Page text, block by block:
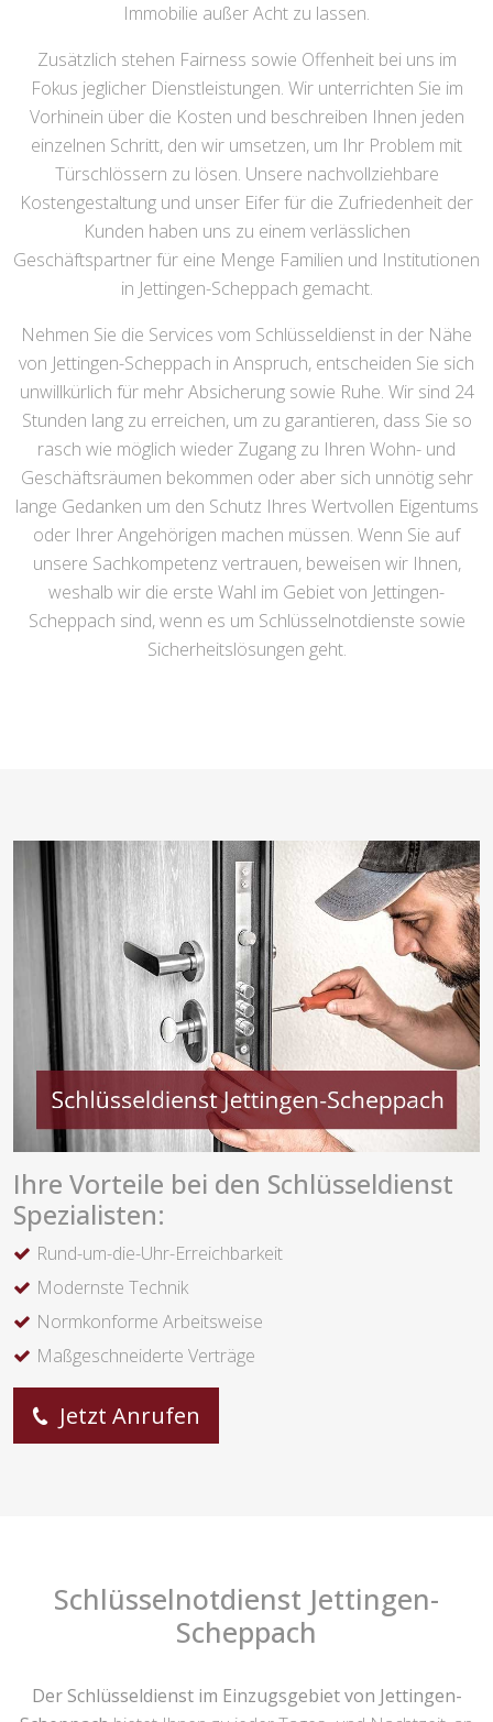
Immobilie außer Acht zu lassen.
Zusätzlich stehen Fairness sowie Offenheit bei uns im
Fokus jeglicher Dienstleistungen. Wir unterrichten Sie im
Vorhinein über die Kosten und beschreiben Ihnen jeden
einzelnen Schritt, den wir umsetzen, um Ihr Problem mit
Türschlössern zu lösen. Unsere nachvollziehbare
Kostengestaltung und unser Eifer für die Zufriedenheit der
Kunden haben uns zu einem verlässlichen
Geschäftspartner für eine Menge Familien und Institutionen
in Jettingen-Scheppach gemacht.
Nehmen Sie die Services vom Schlüsseldienst in der Nähe
von Jettingen-Scheppach in Anspruch, entscheiden Sie sich
unwillkürlich für mehr Absicherung sowie Ruhe. Wir sind 24
Stunden lang zu erreichen, um zu garantieren, dass Sie so
rasch wie möglich wieder Zugang zu Ihren Wohn- und
Geschäftsräumen bekommen oder aber sich unnötig sehr
lange Gedanken um den Schutz Ihres Wertvollen Eigentums
oder Ihrer Angehörigen machen müssen. Wenn Sie auf
unsere Sachkompetenz vertrauen, beweisen wir Ihnen,
weshalb wir die erste Wahl im Gebiet von Jettingen-
Scheppach sind, wenn es um Schlüsselnotdienste sowie
Sicherheitslösungen geht.
Ihre Vorteile bei den Schlüsseldienst
Spezialisten:
Rund-um-die-Uhr-Erreichbarkeit
Modernste Technik
Normkonforme Arbeitsweise
Maßgeschneiderte Verträge
Jetzt Anrufen
Schlüsselnotdienst Jettingen-
Scheppach
Der Schlüsseldienst im Einzugsgebiet von Jettingen-